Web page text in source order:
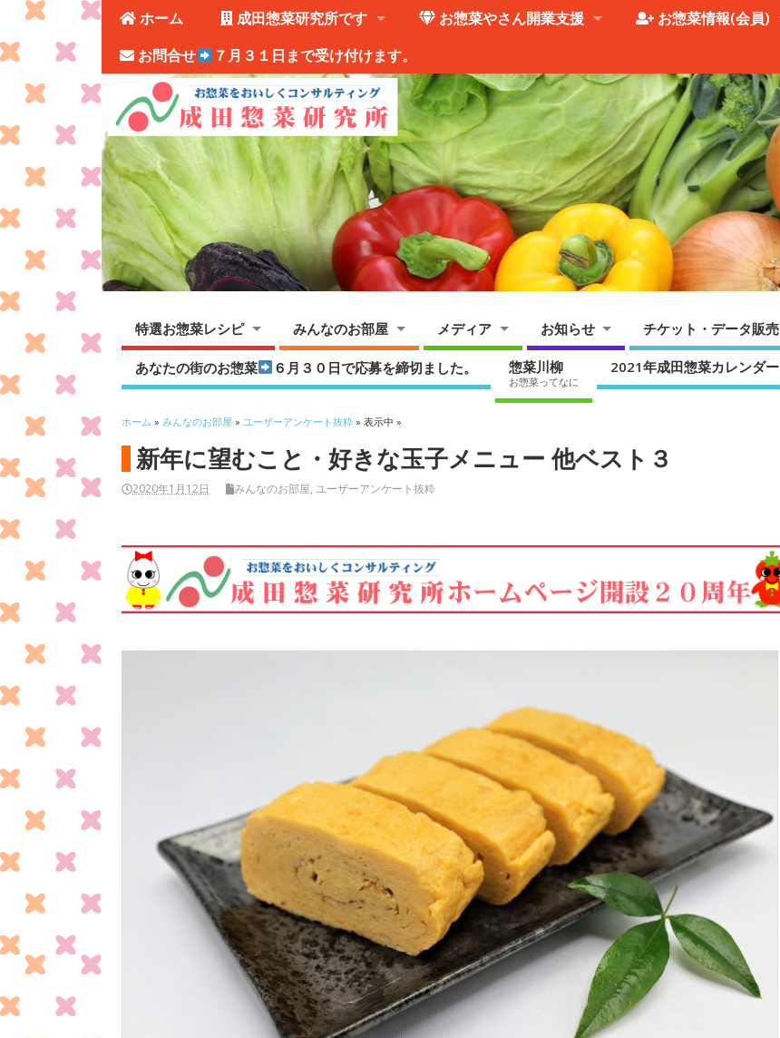
ホーム 成田惣菜研究所です お惣菜やさん開業支援 お惣菜情報(会員)
お問合せ
７月３１日まで受け付けます。
特選お惣菜レシピ みんなのお部屋 メディア お知らせ チケット・データ販売
あなたの街のお惣菜 ６月３０日で応募を締切ました。 惣菜川柳
お惣菜ってなに
2021年成田惣菜カレンダー
ホーム »みんなのお部屋 »ユーザーアンケート抜粋 » 表示中 »
新年に望むこと・好きな玉子メニュー 他ベスト３
2020年1月12日 みんなのお部屋,ユーザーアンケート抜粋